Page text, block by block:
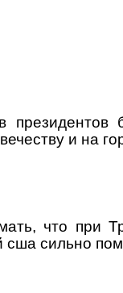
президентов
и на
что при
сша сильно